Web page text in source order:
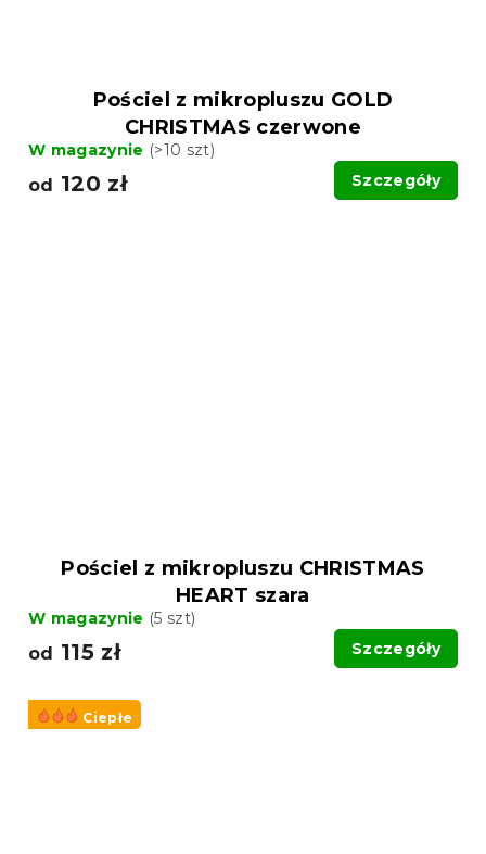
Pościel z mikropluszu GOLD
CHRISTMAS czerwone
W magazynie (>10 szt)
od 120 zł Szczegóły
Pościel z mikropluszu CHRISTMAS
HEART szara
W magazynie (5 szt)
od 115 zł Szczegóły
Ciepłe